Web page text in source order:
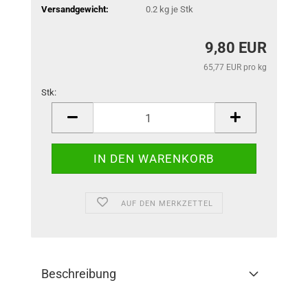
Versandgewicht:
0.2kg je Stk
9,80 EUR
65,77 EUR pro kg
Stk:
AUF DEN MERKZETTEL
Beschreibung